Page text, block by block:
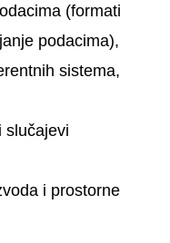
(formati
podacima),
sistema,
slučajevi
i prostorne